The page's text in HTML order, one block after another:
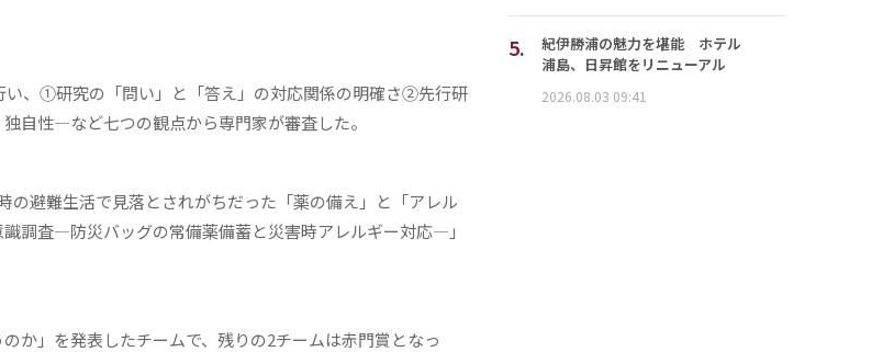
、①研究の「問い」と「答え」の対応関係の明確さ②先行研
自性―など七つの観点から専門家が審査した。
避難生活で見落とされがちだった「薬の備え」と「アレル
調査―防災バッグの常備薬備蓄と災害時アレルギー対応―」
か」を発表したチームで、残りの2チームは赤門賞となっ
5.
紀伊勝浦の魅力を堪能 ホテル
浦島、日昇館をリニューアル
2026.08.03 09:41